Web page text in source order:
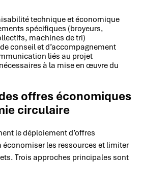
technique et économique
spécifiques (broyeurs,
machines de tri)
conseil et d’accompagnement
liés au projet
à la mise en œuvre du
offres économiques
circulaire
le déploiement d’offres
les ressources et limiter
Trois approches principales sont